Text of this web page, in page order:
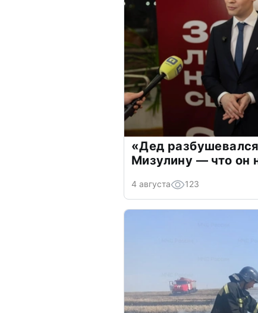
«Дед
Мизулину — что он
4 августа 123